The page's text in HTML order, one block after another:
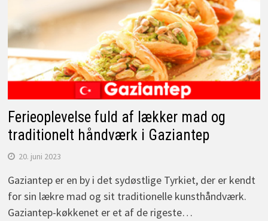
Ferieoplevelse fuld af lækker mad og
traditionelt håndværk i Gaziantep
20. juni 2023
Gaziantep er en by i det sydøstlige Tyrkiet, der er kendt
for sin lækre mad og sit traditionelle kunsthåndværk.
Gaziantep-køkkenet er et af de rigeste…